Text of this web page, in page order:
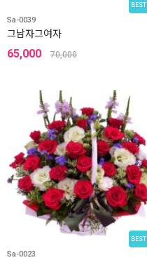
BEST
Sa-0039
그남자그여자
65,000 70,000
BEST
Sa-0023